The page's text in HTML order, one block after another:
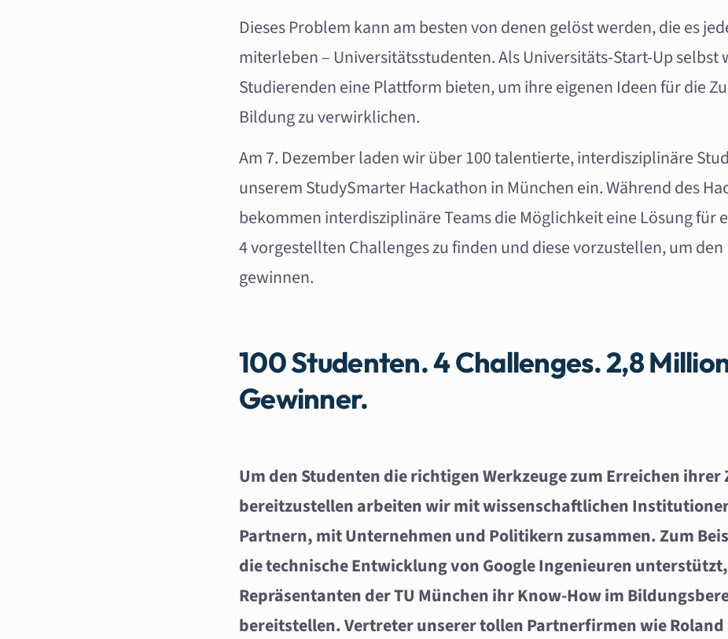
Dieses Problem kann am besten von denen gelöst werden, die es
miterleben – Universitätsstudenten. Als Universitäts-Start-Up selbst
Studierenden eine Plattform bieten, um ihre eigenen Ideen für die
Bildung zu verwirklichen.
Am 7. Dezember laden wir über 100 talentierte, interdisziplinäre
unserem StudySmarter Hackathon in München ein. Während des
bekommen interdisziplinäre Teams die Möglichkeit eine Lösung für
4 vorgestellten Challenges zu finden und diese vorzustellen, um
gewinnen.
100 Studenten. 4 Challenges. 2,8
Gewinner.
Um den Studenten die richtigen Werkzeuge zum Erreichen ihrer
bereitzustellen arbeiten wir mit wissenschaftlichen
Partnern, mit Unternehmen und Politikern zusammen. Zum
die technische Entwicklung von Google Ingenieuren
Repräsentanten der TU München ihr Know-How im
bereitstellen. Vertreter unserer tollen Partnerfirmen wie Roland